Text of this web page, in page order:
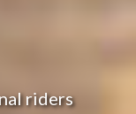
riders